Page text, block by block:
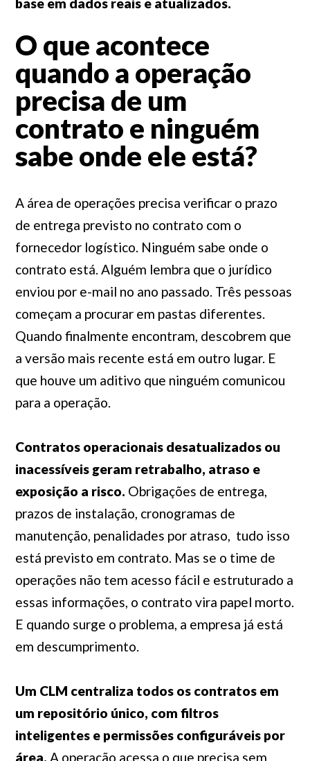
O que acontece
quando a operação
precisa de um
contrato e ninguém
sabe onde ele está?
A área de operações precisa verificar o prazo
de entrega previsto no contrato com o
fornecedor logístico. Ninguém sabe onde o
contrato está. Alguém lembra que o jurídico
enviou por e-mail no ano passado. Três pessoas
começam a procurar em pastas diferentes.
Quando finalmente encontram, descobrem que
a versão mais recente está em outro lugar. E
que houve um aditivo que ninguém comunicou
para a operação.
Contratos operacionais desatualizados ou
inacessíveis geram retrabalho, atraso e
exposição a risco. Obrigações de entrega,
prazos de instalação, cronogramas de
manutenção, penalidades por atraso, tudo isso
está previsto em contrato. Mas se o time de
operações não tem acesso fácil e estruturado a
essas informações, o contrato vira papel morto.
E quando surge o problema, a empresa já está
em descumprimento.
Um CLM centraliza todos os contratos em
um repositório único, com filtros
inteligentes e permissões configuráveis por
área. A operação acessa o que precisa sem